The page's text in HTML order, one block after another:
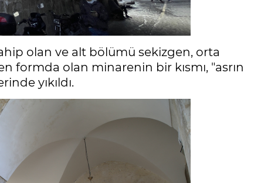
olan ve alt bölümü sekizgen, orta
formda olan minarenin bir kısmı, "asrın
yıkıldı.